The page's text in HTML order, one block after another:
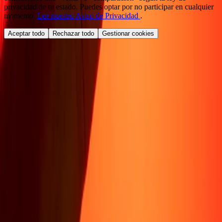
privacidad de tu estado. Puedes optar por no participar en cualquier
momento. Lee nuestro Aviso de Privacidad .
Aceptar todo Rechazar todo Gestionar cookies